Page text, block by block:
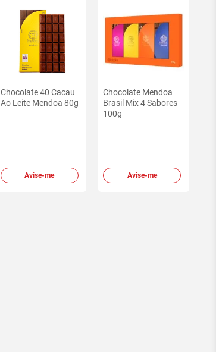
Chocolate 40 Cacau
Ao Leite Mendoa 80g
Avise-me
Chocolate Mendoa
Brasil Mix 4 Sabores
100g
Avise-me